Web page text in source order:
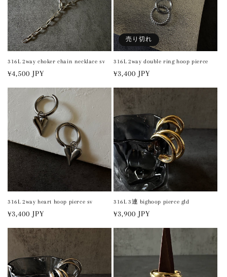
316L 2way choker chain necklace sv
通
価
格
¥4,500 JPY
売り切れ
316L 2way double ring hoop pierce
通
価
¥3,400 JPY
316L 2way heart hoop pierce sv
通
¥3,400 JPY
316L 3連 bighoop pierce gld
通
格
¥3,900 JPY